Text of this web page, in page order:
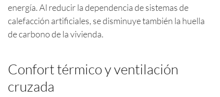
energía. Al reducir la dependencia de sistemas de
calefacción artificiales, se disminuye también la huella
de carbono de la vivienda.
Confort térmico y ventilación
cruzada